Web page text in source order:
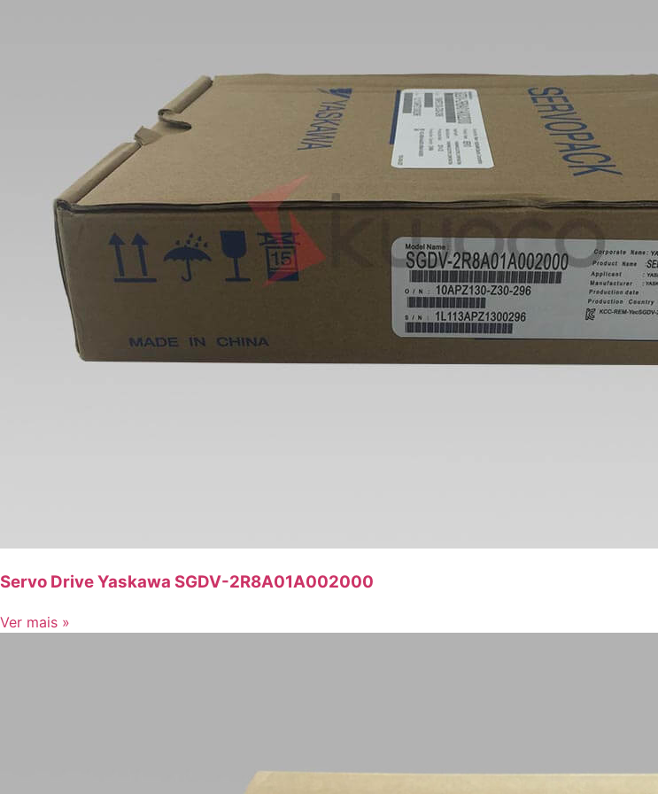
Servo Drive Yaskawa SGDV-2R8A01A002000
Ver mais »